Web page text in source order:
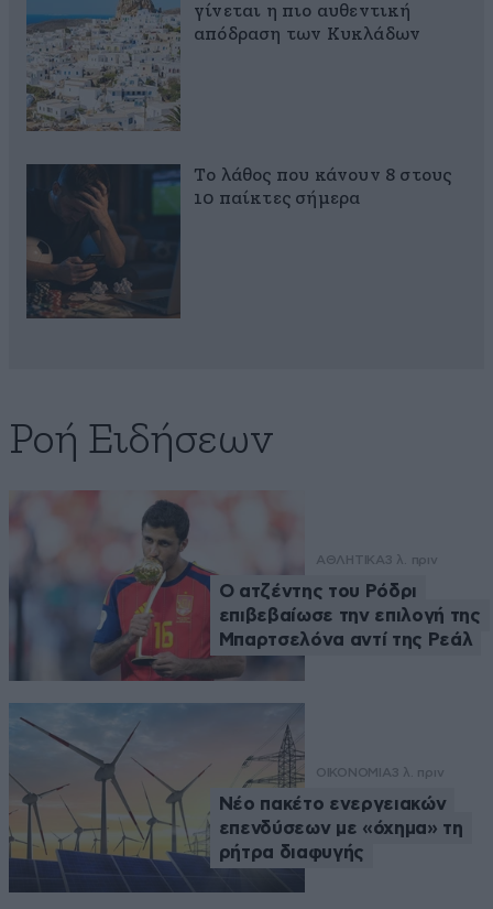
γίνεται η πιο αυθεντική
απόδραση των Κυκλάδων
Το λάθος που κάνουν 8 στους
10 παίκτες σήμερα
Ροή Ειδήσεων
ΑΘΛΗΤΙΚΑ3 λ. πριν
Ο ατζέντης του Ρόδρι
επιβεβαίωσε την επιλογή της
Μπαρτσελόνα αντί της Ρεάλ
ΟΙΚΟΝΟΜΙΑ3 λ. πριν
Νέο πακέτο ενεργειακών
επενδύσεων με «όχημα» τη
ρήτρα διαφυγής